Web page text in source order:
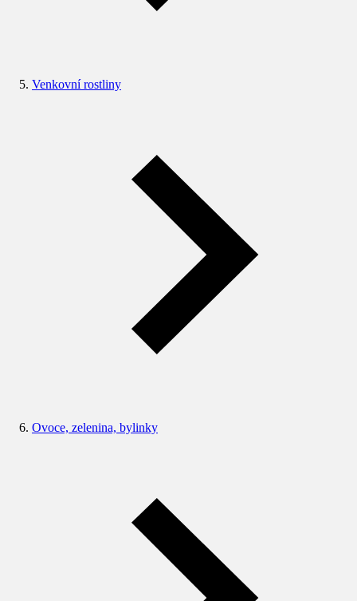
Venkovní rostliny
Ovoce, zelenina, bylinky